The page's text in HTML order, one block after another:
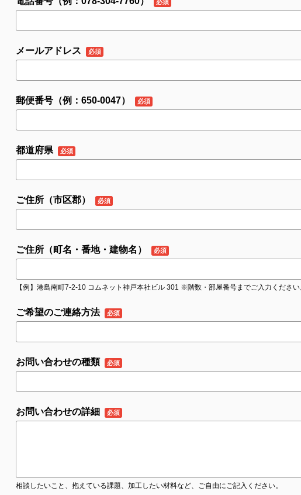
メールアドレス
郵便番号（例：650-0047）
都道府県
ご住所（市区郡）
ご住所（町名・番地・建物名）
【例】港島南町7-2-10 コムネット神戸本社ビル 301 ※階数・部屋番号までご入力くださ
ご希望のご連絡方法
お問い合わせの種類
お問い合わせの詳細
相談したいこと、抱えている課題、加工したい材料など、ご自由にご記入ください。